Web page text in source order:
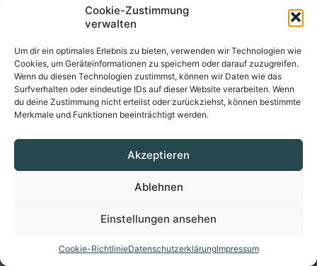
Cookie-Zustimmung
verwalten
Um dir ein optimales Erlebnis zu bieten, verwenden wir Technologien wie
Cookies, um Geräteinformationen zu speichern oder darauf zuzugreifen.
Wenn du diesen Technologien zustimmst, können wir Daten wie das
Surfverhalten oder eindeutige IDs auf dieser Website verarbeiten. Wenn
du deine Zustimmung nicht erteilst oder zurückziehst, können bestimmte
Merkmale und Funktionen beeinträchtigt werden.
Akzeptieren
Ablehnen
Einstellungen ansehen
Cookie-RichtlinieDatenschutzerklärungImpressum